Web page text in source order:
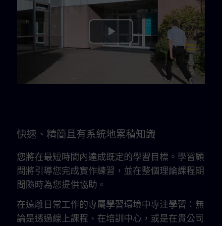
Play
快速、精簡且有系統地累積知識
您將在最短時間內達成既定的學習目標。學習顧
問將引導您完成實作練習，並在整個理論課程期
間隨時為您提供協助。
在遠離日常工作的專屬學習環境中專注學習：無
論是透過線上課程、在培訓中心，或是在貴公司